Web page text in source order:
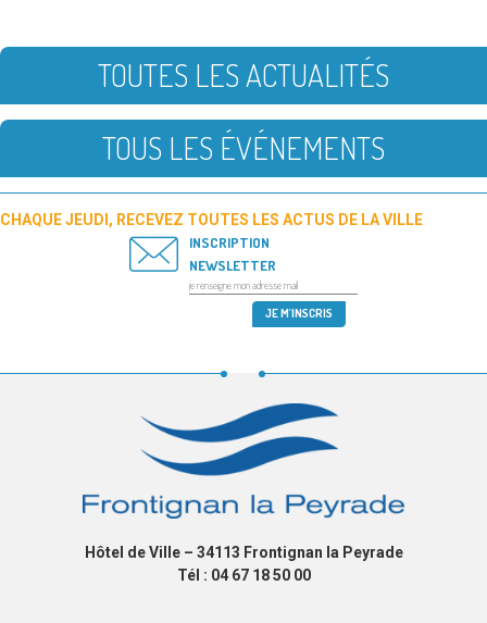
TOUTES LES ACTUALITÉS
TOUS LES ÉVÉNEMENTS
CHAQUE JEUDI, RECEVEZ TOUTES LES ACTUS DE LA VILLE
INSCRIPTION
NEWSLETTER
Hôtel de Ville – 34113 Frontignan la Peyrade
Tél : 04 67 18 50 00